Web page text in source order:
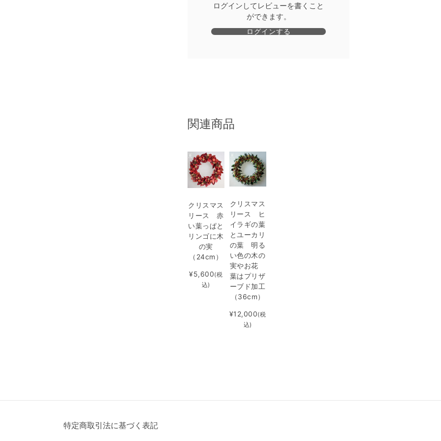
ログインしてレビューを書くこと
ができます。
ログインする
関連商品
クリスマス
リース 赤
い葉っぱと
リンゴに木
の実
（24cm）
¥5,600(税
込)
クリスマス
リース ヒ
イラギの葉
とユーカリ
の葉 明る
い色の木の
実やお花
葉はプリザ
ーブド加工
（36cm）
¥12,000(税
込)
特定商取引法に基づく表記